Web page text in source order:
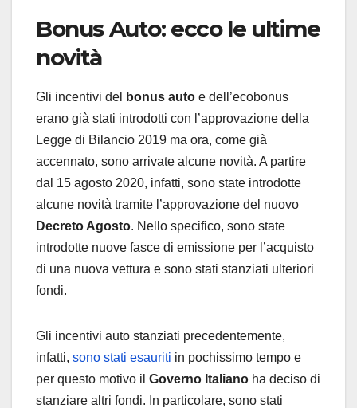
Bonus Auto: ecco le ultime
novità
Gli incentivi del bonus auto e dell’ecobonus
erano già stati introdotti con l’approvazione della
Legge di Bilancio 2019 ma ora, come già
accennato, sono arrivate alcune novità. A partire
dal 15 agosto 2020, infatti, sono state introdotte
alcune novità tramite l’approvazione del nuovo
Decreto Agosto. Nello specifico, sono state
introdotte nuove fasce di emissione per l’acquisto
di una nuova vettura e sono stati stanziati ulteriori
fondi.
Gli incentivi auto stanziati precedentemente,
infatti, sono stati esauriti in pochissimo tempo e
per questo motivo il Governo Italiano ha deciso di
stanziare altri fondi. In particolare, sono stati